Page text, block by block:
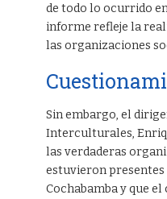
de todo lo ocurrido
informe refleje la
las organizaciones
Sin embargo, el
Interculturales,
las verdaderas
estuvieron
Cochabamba y que